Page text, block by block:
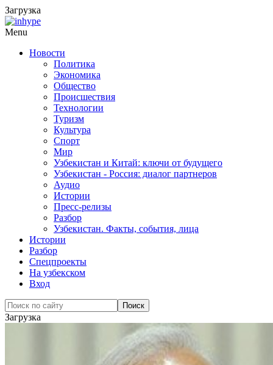
Загрузка
Menu
Новости
Политика
Экономика
Общество
Происшествия
Технологии
Туризм
Культура
Спорт
Мир
Узбекистан и Китай: ключи от будущего
Узбекистан - Россия: диалог партнеров
Аудио
Истории
Пресс-релизы
Разбор
Узбекистан. Факты, события, лица
Истории
Разбор
Спецпроекты
На узбекском
Вход
Загрузка